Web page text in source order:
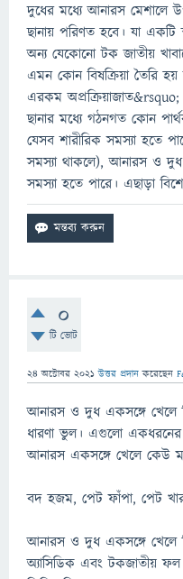
দুধের মধ্যে আনারস মেশালে
ছানায় পরিণত হবে। যা একটি
অন্য যেকোনো টক জাতীয়
এমন কোন বিষক্রিয়া তৈরি হয়
এরকম অপ্রক্রিয়াজাত&rsquo;
ছানার মধ্যে গঠনগত কোন
যেসব শারীরিক সমস্যা হতে
সমস্যা থাকলে), আনারস ও
সমস্যা হতে পারে। এছাড়া
0
টি ভোট
24 অক্টোবর 2021 উত্তর প্রদান করেছেন
আনারস ও দুধ একসঙ্গে খেলে
ধারণা ভুল। এগুলো একধরনের
আনারস একসঙ্গে খেলে কেউ
বদ হজম, পেট ফাঁপা, পেট
আনারস ও দুধ একসঙ্গে খেলে
অ্যাসিডিক এবং টকজাতীয়